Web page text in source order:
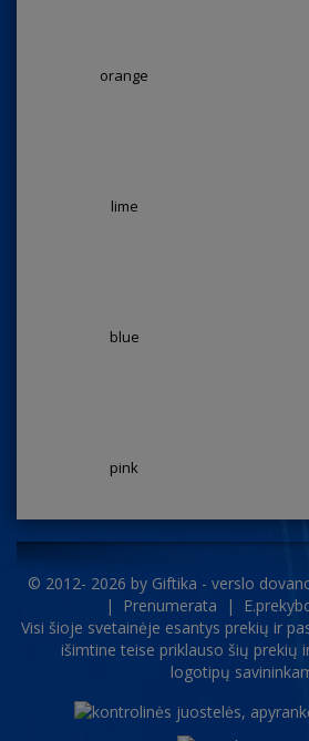
orange
lime
blue
pink
© 2012- 2026 by Giftika - verslo
|
Prenumerata |
Visi šioje svetainėje esantys prekių ir
išimtine teise priklauso šių prekių
logotipų